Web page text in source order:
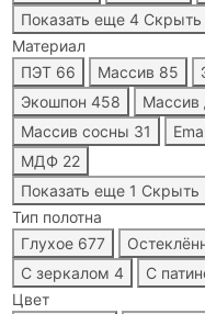
Показать еще 4 Скрыть
Материал
ПЭТ 66 Массив 85
Экошпон 458 Массив
Массив сосны 31
МДФ 22
Показать еще 1 Скрыть
Тип полотна
Глухое 677
С зеркалом 4 С
Цвет